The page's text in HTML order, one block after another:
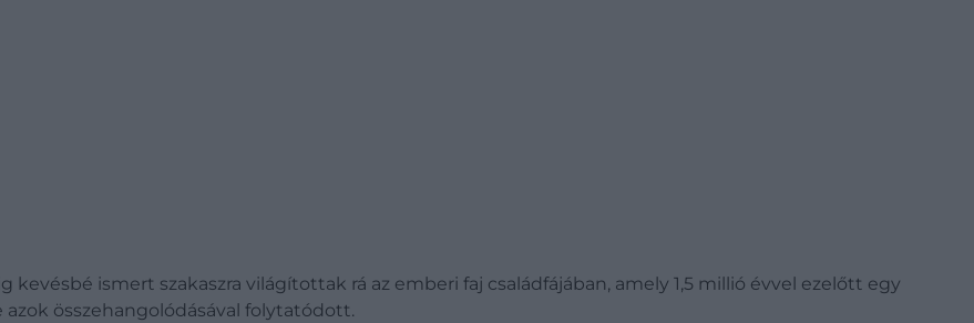
ismert szakaszra világítottak rá az emberi faj családfájában, amely 1,5 millió évvel ezelőtt egy
összehangolódásával folytatódott.